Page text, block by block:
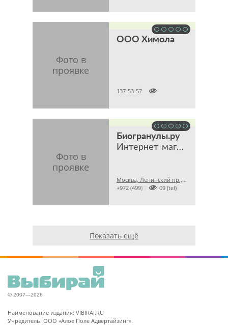
ООО Химола

137-53-57
Биогранулы.ру
Интернет-магазин биопрепаратов для септиков и дачных туалетов
Москва, Ленинский пр., 47

+972 (499) 7556309 (tel)
Показать ещё
© 2007—2026
Наименование издания: VIBIRAI.RU
Учредитель: ООО «Алое Поле Адвертайзинг».